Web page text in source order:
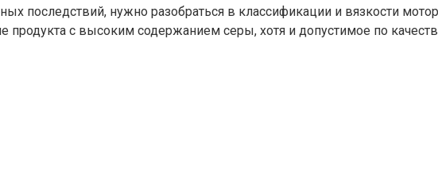
последствий, нужно разобраться в классификации и вязкости
продукта с высоким содержанием серы, хотя и допустимое по